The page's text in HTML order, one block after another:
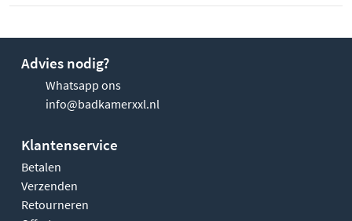
Advies nodig?
Whatsapp ons
info@badkamerxxl.nl
Klantenservice
Betalen
Verzenden
Retourneren